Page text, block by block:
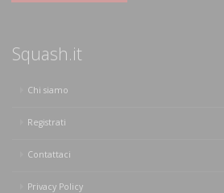
Squash.it
Chi siamo
Registrati
Contattaci
Privacy Policy